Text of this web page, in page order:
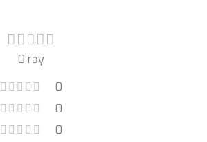
0 rəy
0
0
0